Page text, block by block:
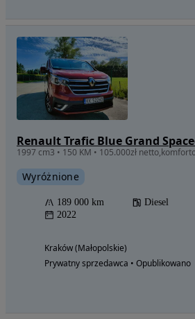
Renault Trafic Blue Grand
Wyróżnione
189 000 km Diesel
2022
Kraków (Małopolskie)
Prywatny sprzedawca • Opublikowano